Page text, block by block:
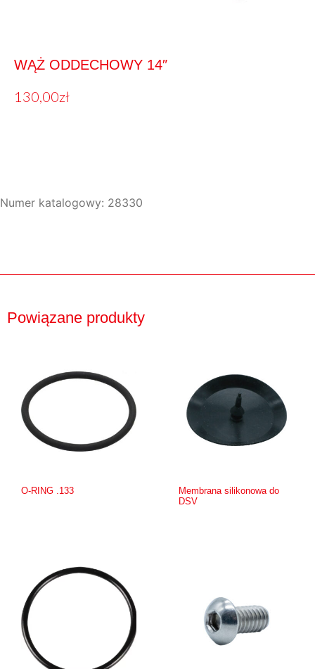
WĄŻ ODDECHOWY 14″
130,00zł
Numer katalogowy: 28330
Powiązane produkty
O-RING .133
Membrana silikonowa do
DSV